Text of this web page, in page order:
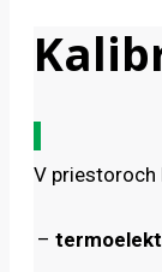
V priestoroch
–